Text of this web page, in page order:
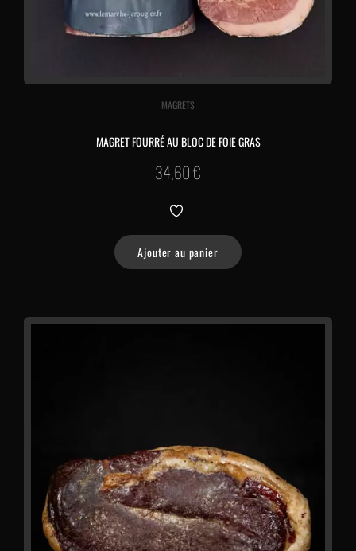
MAGRETS
MAGRET FOURRÉ AU BLOC DE FOIE GRAS
34,60€
Ajouter au panier